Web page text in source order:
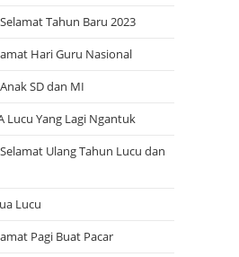
Tahun Baru 2023
Hari Guru Nasional
SD dan MI
Lucu Yang Lagi Ngantuk
Ulang Tahun Lucu dan
Lucu
Pagi Buat Pacar